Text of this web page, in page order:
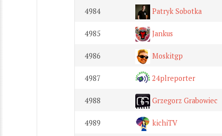
4984 Patryk Sobotka
4985 Jankus
4986 Moskitgp
4987 24plreporter
4988 Grzegorz Grabowiec
4989 kichiTV